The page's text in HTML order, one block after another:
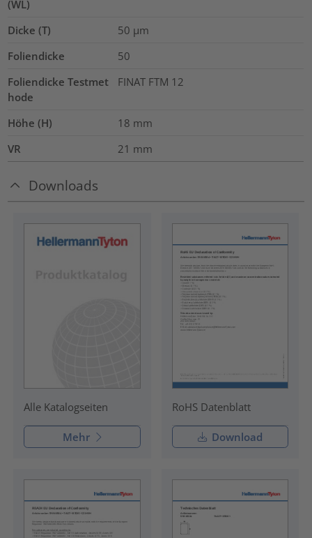
(WL)
Dicke (T) 50 µm
Foliendicke
50
Foliendicke Testmet
hode
FINAT FTM 12
Höhe (H) 18 mm
VR
21 mm
Downloads
Alle Katalogseiten
Mehr
RoHS Datenblatt
Download